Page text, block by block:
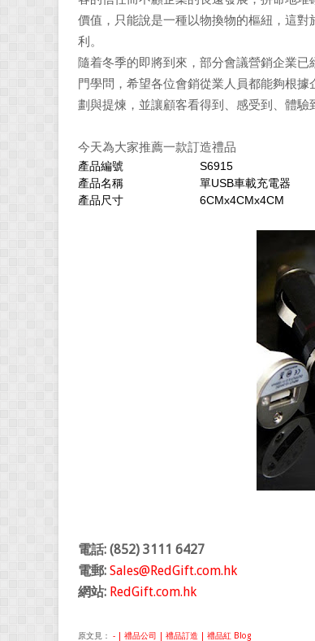
價值，只能說是一種以物換物的樞紐，這
利。
隨着冬季的即將到來，部分會議營銷企業
門學問，希望各位會銷從業人員都能夠根
劃與提煉，並讓顧客看得到、感受到、體驗
今天為大家推薦一款訂造禮品
產品編號
S6915
產品名稱
單USB車載充電器
產品尺寸
6CMx4CMx4CM
電話: (852) 3111 6427
電郵: Sales@RedGift.com.hk
網站: RedGift.com.hk
原文見： - | 禮品公司 | 禮品訂造 | 禮品紅 Blog